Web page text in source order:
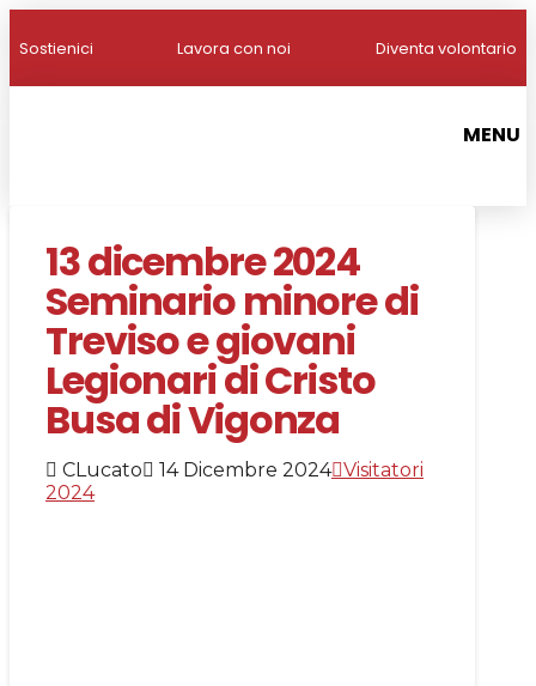
Sostienici Lavora con noi Diventa volontario
MENU
13 dicembre 2024
Seminario minore di
Treviso e giovani
Legionari di Cristo
Busa di Vigonza
CLucato 14 Dicembre 2024 Visitatori
2024